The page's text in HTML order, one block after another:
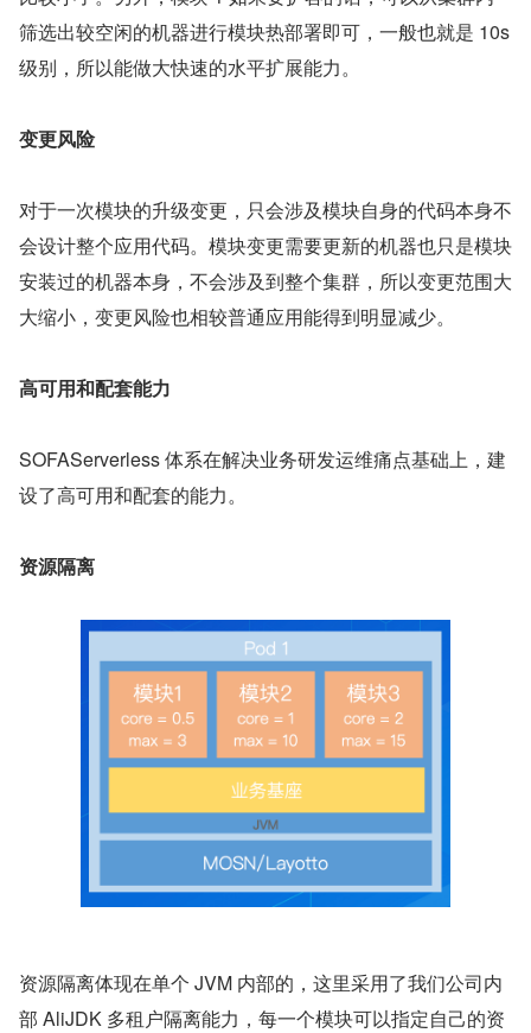
筛选出较空闲的机器进行模块热部署即可，一般也就是 10s
级别，所以能做大快速的水平扩展能力。
变更风险
对于一次模块的升级变更，只会涉及模块自身的代码本身不
会设计整个应用代码。模块变更需要更新的机器也只是模块
安装过的机器本身，不会涉及到整个集群，所以变更范围大
大缩小，变更风险也相较普通应用能得到明显减少。
高可用和配套能力
SOFAServerless 体系在解决业务研发运维痛点基础上，建
设了高可用和配套的能力。
资源隔离
资源隔离体现在单个 JVM 内部的，这里采用了我们公司内
部 AliJDK 多租户隔离能力，每一个模块可以指定自己的资